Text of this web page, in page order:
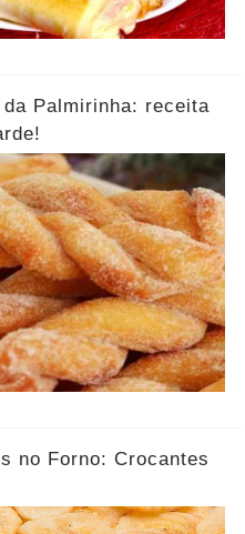
Palmirinha: receita
no Forno: Crocantes